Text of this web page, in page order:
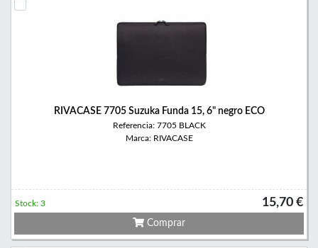
RIVACASE 7705 Suzuka Funda 15, 6" negro ECO
Referencia: 7705 BLACK
Marca: RIVACASE
15,70 €
Stock: 3
Comprar